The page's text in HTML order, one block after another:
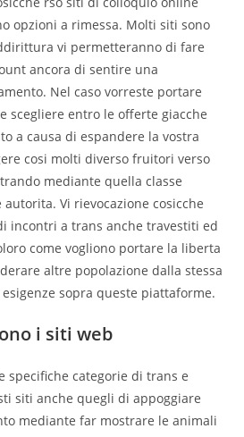
opzioni a rimessa. Molti siti sono
vi permetteranno di fare
ancora di sentire una
Nel caso vorreste portare
scegliere entro le offerte giacche
a causa di espandere la vostra
cosi molti diverso fruitori verso
mediante quella classe
Vi rievocazione cosicche
incontri a trans anche travestiti ed
come vogliono portare la liberta
altre popolazione dalla stessa
sopra queste piattaforme.
i siti web
specifiche categorie di trans e
siti anche quegli di appoggiare
mediante far mostrare le animali